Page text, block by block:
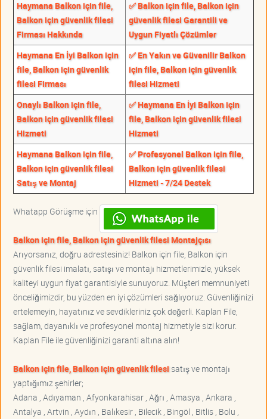
Haymana Balkon için file,
Balkon için güvenlik filesi
Firması Hakkında
✅ Balkon için file, Balkon için
güvenlik filesi Garantili ve
Uygun Fiyatlı Çözümler
Haymana En İyi Balkon için
file, Balkon için güvenlik
filesi Firması
✅ En Yakın ve Güvenilir Balkon
için file, Balkon için güvenlik
filesi Hizmeti
Onaylı Balkon için file,
Balkon için güvenlik filesi
Hizmeti
✅ Haymana En İyi Balkon için
file, Balkon için güvenlik filesi
Hizmeti
Haymana Balkon için file,
Balkon için güvenlik filesi
Satış ve Montaj
✅ Profesyonel Balkon için file,
Balkon için güvenlik filesi
Hizmeti - 7/24 Destek
Whatapp Görüşme için
Balkon için file, Balkon için güvenlik filesi Montajçısı
Arıyorsanız, doğru adrestesiniz! Balkon için file, Balkon için
güvenlik filesi imalatı, satışı ve montajı hizmetlerimizle, yüksek
kaliteyi uygun fiyat garantisiyle sunuyoruz. Müşteri memnuniyeti
önceliğimizdir, bu yüzden en iyi çözümleri sağlıyoruz. Güvenliğinizi
ertelemeyin, hayatınız ve sevdikleriniz çok değerli. Kaplan File,
sağlam, dayanıklı ve profesyonel montaj hizmetiyle sizi korur.
Kaplan File ile güvenliğinizi garanti altına alın!
Balkon için file, Balkon için güvenlik filesisatış ve montajı
yaptığımız şehirler;
Adana , Adıyaman , Afyonkarahisar , Ağrı , Amasya , Ankara ,
Antalya , Artvin , Aydın , Balıkesir , Bilecik , Bingöl , Bitlis , Bolu ,